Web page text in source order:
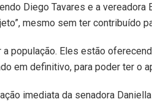
Diego Tavares e a vereadora
mesmo sem ter contribuído
a população. Eles estão
em definitivo, para poder ter o
imediata da senadora